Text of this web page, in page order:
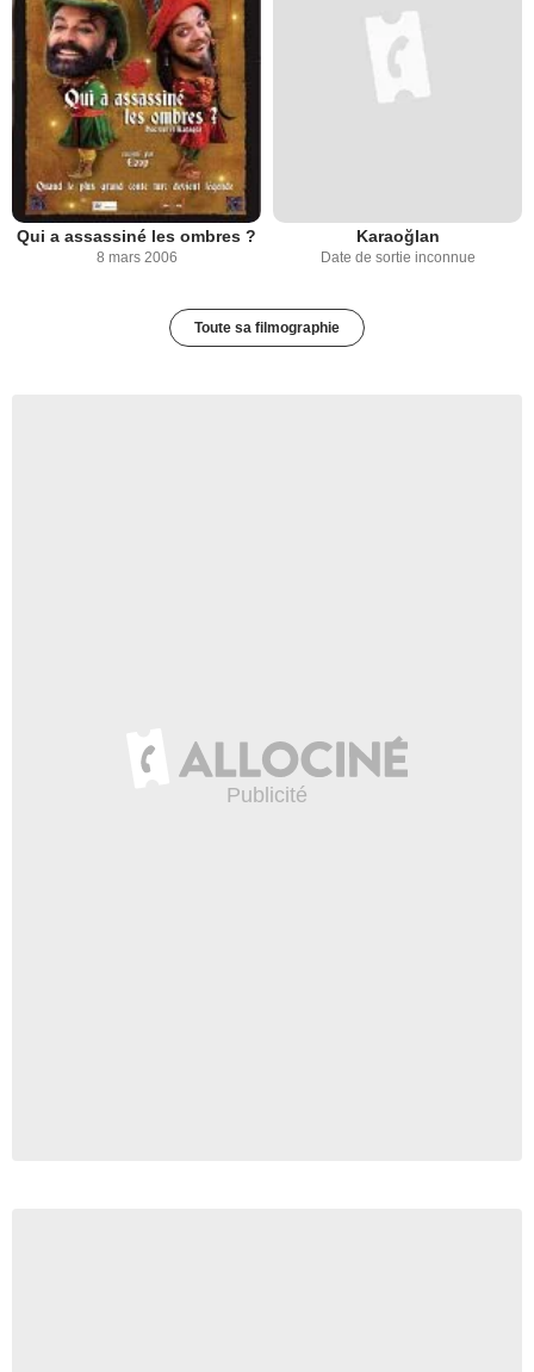
Qui a assassiné les ombres ?
8 mars 2006
Karaoğlan
Date de sortie inconnue
Toute sa filmographie